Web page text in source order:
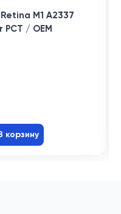
M1 A2337
РСТ / OEM
корзину